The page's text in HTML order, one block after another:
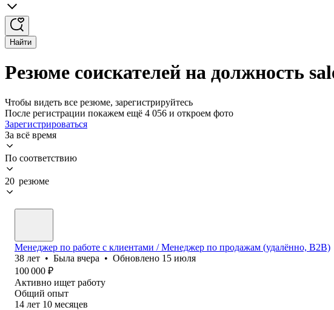
Найти
Резюме соискателей на должность
Чтобы видеть все резюме, зарегистрируйтесь
После регистрации покажем ещё 4 056 и откроем фото
Зарегистрироваться
За всё время
По соответствию
20 резюме
Менеджер по работе с клиентами / Менеджер по продажам (удалённо, B2B)
38 лет • Была вчера • Обновлено 15 июля
100 000 ₽
Активно ищет работу
Общий опыт
14 лет 10 месяцев